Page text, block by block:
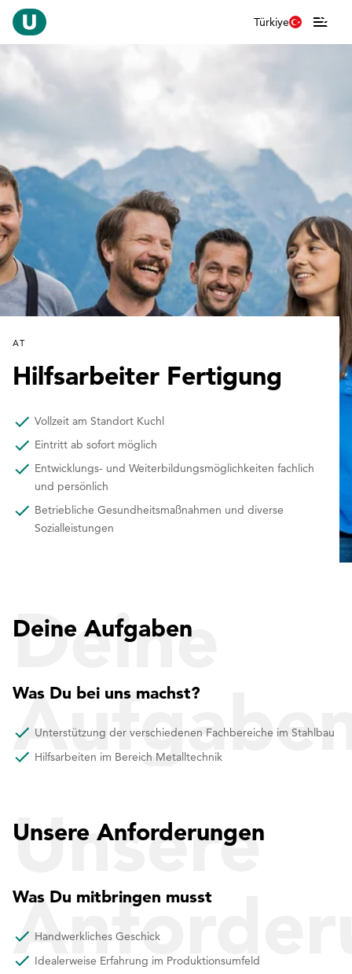
Türkiye
AT
Hilfsarbeiter Fertigung
Vollzeit am Standort Kuchl
Eintritt ab sofort möglich
Entwicklungs- und Weiterbildungsmöglichkeiten fachlich
und persönlich
Betriebliche Gesundheitsmaßnahmen und diverse
Sozialleistungen
Deine
Deine Aufgaben
Was Du bei uns machst?
Unterstützung der verschiedenen Fachbereiche im Stahlbau
Hilfsarbeiten im Bereich Metalltechnik
Unsere
Unsere Anforderungen
Was Du mitbringen musst
Handwerkliches Geschick
Idealerweise Erfahrung im Produktionsumfeld